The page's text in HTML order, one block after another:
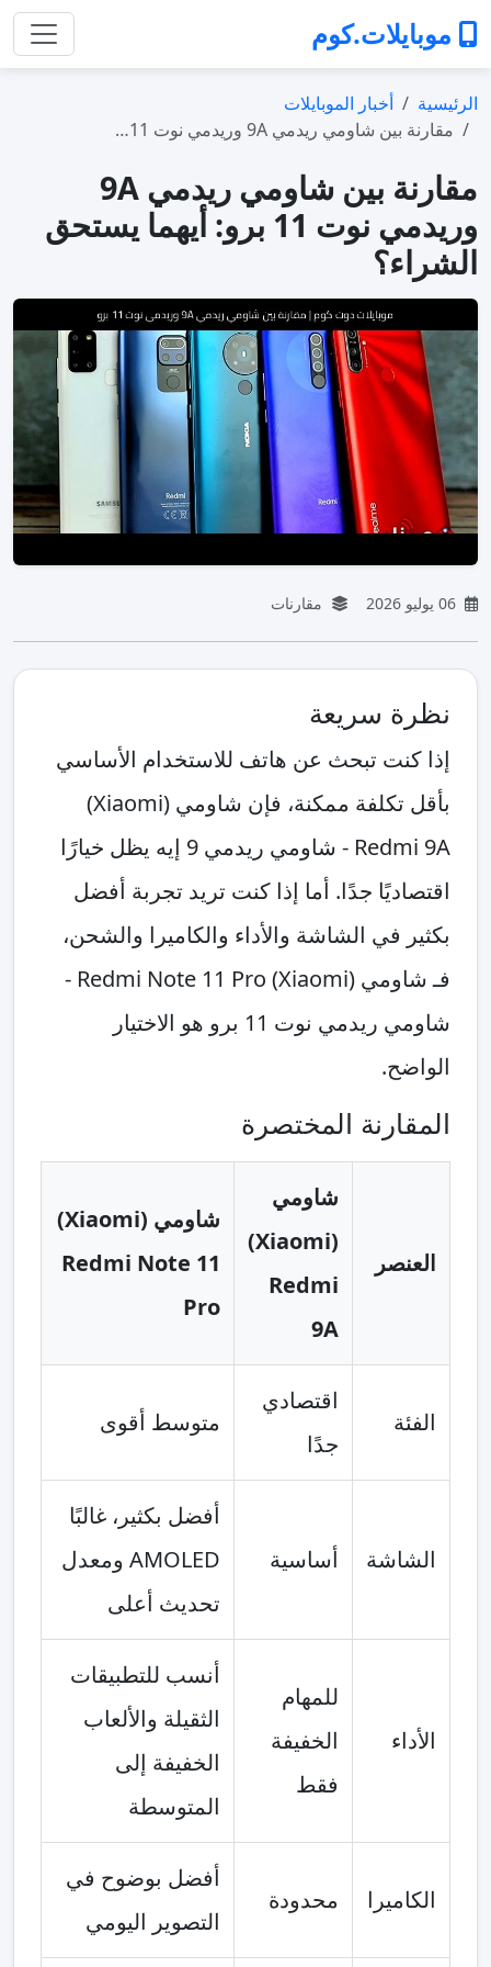
موبايلات.كوم
الرئيسية
أخبار الموبايلات
مقارنة بين شاومي ريدمي 9A وريدمي نوت 11…
مقارنة بين شاومي ريدمي 9A
وريدمي نوت 11 برو: أيهما يستحق
الشراء؟
مقارنات
نظرة سريعة
إذا كنت تبحث عن هاتف للاستخدام الأساسي
بأقل تكلفة ممكنة، فإن شاومي (Xiaomi)
Redmi 9A - شاومي ريدمي 9 إيه يظل خيارًا
اقتصاديًا جدًا. أما إذا كنت تريد تجربة أفضل
بكثير في الشاشة والأداء والكاميرا والشحن،
فـ شاومي (Xiaomi) Redmi Note 11 Pro -
شاومي ريدمي نوت 11 برو هو الاختيار
الواضح.
المقارنة المختصرة
العنصر
شاومي
(Xiaomi)
Redmi
9A
شاومي (Xiaomi)
Redmi Note 11
Pro
الفئة
اقتصادي
جدًا
متوسط أقوى
الشاشة أساسية
أفضل بكثير، غالبًا
AMOLED ومعدل
تحديث أعلى
الأداء
للمهام
الخفيفة
فقط
أنسب للتطبيقات
الثقيلة والألعاب
الخفيفة إلى
المتوسطة
الكاميرا محدودة
أفضل بوضوح في
التصوير اليومي